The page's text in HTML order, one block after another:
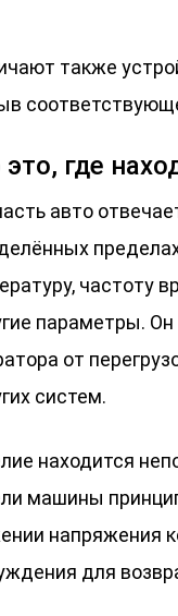
также
где
авто
частоту
параметры.
от
систем.
находится
машины
напряжения
для